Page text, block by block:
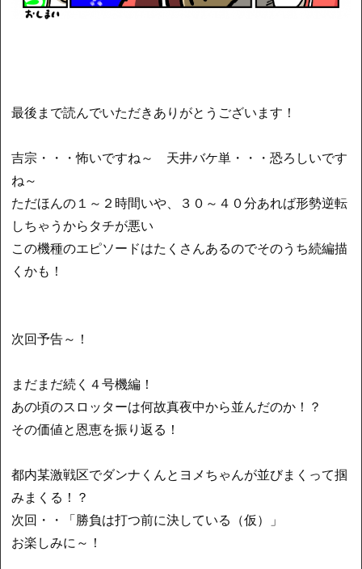
最後まで読んでいただきありがとうございます！
吉宗・・・怖いですね～ 天井バケ単・・・恐ろしいです
ね～
ただほんの１～２時間いや、３０～４０分あれば形勢逆転
しちゃうからタチが悪い
この機種のエピソードはたくさんあるのでそのうち続編描
くかも！
次回予告～！
まだまだ続く４号機編！
あの頃のスロッターは何故真夜中から並んだのか！？
その価値と恩恵を振り返る！
都内某激戦区でダンナくんとヨメちゃんが並びまくって掴
みまくる！？
次回・・「勝負は打つ前に決している（仮）」
お楽しみに～！